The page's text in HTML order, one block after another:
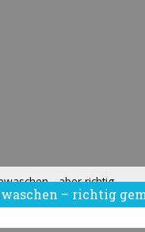
– richtig
- aber richtig